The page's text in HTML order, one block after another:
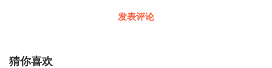
发表评论
猜你喜欢